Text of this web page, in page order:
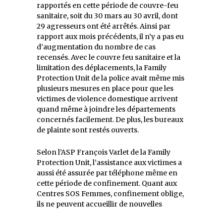
rapportés en cette période de couvre-feu
sanitaire, soit du 30 mars au 30 avril, dont
29 agresseurs ont été arrêtés. Ainsi par
rapport aux mois précédents, il n’y a pas eu
d’augmentation du nombre de cas
recensés. Avec le couvre feu sanitaire et la
limitation des déplacements, la Family
Protection Unit de la police avait même mis
plusieurs mesures en place pour que les
victimes de violence domestique arrivent
quand même à joindre les départements
concernés facilement. De plus, les bureaux
de plainte sont restés ouverts.
Selon l’ASP François Varlet de la Family
Protection Unit, l’assistance aux victimes a
aussi été assurée par téléphone même en
cette période de confinement. Quant aux
Centres SOS Femmes, confinement oblige,
ils ne peuvent accueillir de nouvelles